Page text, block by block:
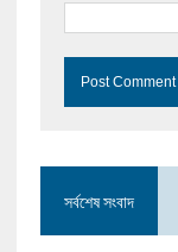
সর্বশেষ সংবাদ